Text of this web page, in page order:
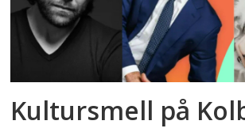
Kultursmell på